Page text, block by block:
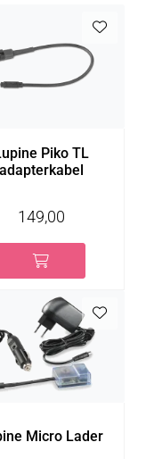
Piko TL
adapterkabel
149,00
Micro Lader